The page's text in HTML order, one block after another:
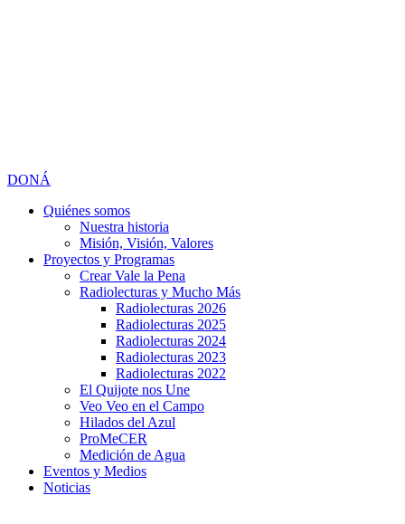
DONÁ
Quiénes somos
Nuestra historia
Misión, Visión, Valores
Proyectos y Programas
Crear Vale la Pena
Radiolecturas y Mucho Más
Radiolecturas 2026
Radiolecturas 2025
Radiolecturas 2024
Radiolecturas 2023
Radiolecturas 2022
El Quijote nos Une
Veo Veo en el Campo
Hilados del Azul
ProMeCER
Medición de Agua
Eventos y Medios
Noticias